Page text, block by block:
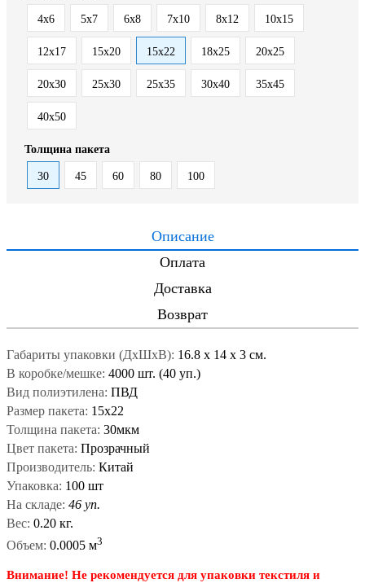
4x6 5x7 6x8 7x10 8x12 10x15
12x17 15x20 15x22 18x25 20x25
20x30 25x30 25x35 30x40 35x45
40x50
Толщина пакета
30 45 60 80 100
Описание
Оплата
Доставка
Возврат
Габариты упаковки (ДxШxВ): 16.8 x 14 x 3 см.
В коробке/мешке: 4000 шт. (40 уп.)
Вид полиэтилена: ПВД
Размер пакета: 15x22
Толщина пакета: 30мкм
Цвет пакета: Прозрачный
Производитель: Китай
Упаковка: 100 шт
На складе: 46 уп.
Вес: 0.20 кг.
Объем: 0.0005 м3
Внимание! Не рекомендуется для упаковки текстиля и